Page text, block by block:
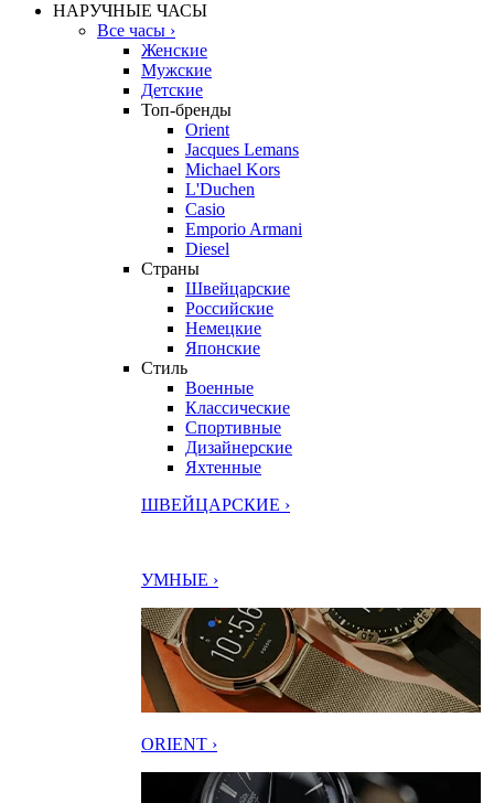
НАРУЧНЫЕ ЧАСЫ
Все часы ›
Женские
Мужские
Детские
Топ-бренды
Orient
Jacques Lemans
Michael Kors
L'Duchen
Casio
Emporio Armani
Diesel
Страны
Швейцарские
Российские
Немецкие
Японские
Стиль
Военные
Классические
Спортивные
Дизайнерские
Яхтенные
ШВЕЙЦАРСКИЕ ›
УМНЫЕ ›
ORIENT ›